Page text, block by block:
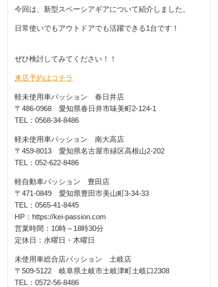
今回は、新型スペーシアギアについて紹介しました。
日常使いでもアウトドアでも活躍できる1台です！
ぜひ検討してみてください！！
来店予約はコチラ
軽未使用車パッション 春日井店
〒 486-0968 愛知県春日井市味美町2-124-1
TEL ： 0568-34-8486
軽未使用車パッション 南大高店
〒 459-8013 愛知県名古屋市緑区高根山2-202
TEL ： 052-622-8486
軽自動車パッション 豊田店
〒 471-0849 愛知県豊田市美山町3-34-33
TEL ： 0565-41-8445
HP ： https://kei-passion.com
営業時間： 10時～ 18時30分
定休日：水曜日・木曜日
未使用車総合店パッション 土岐店
〒509-5122 岐阜県土岐市土岐津町土岐口2308
TEL ： 0572-56-8486